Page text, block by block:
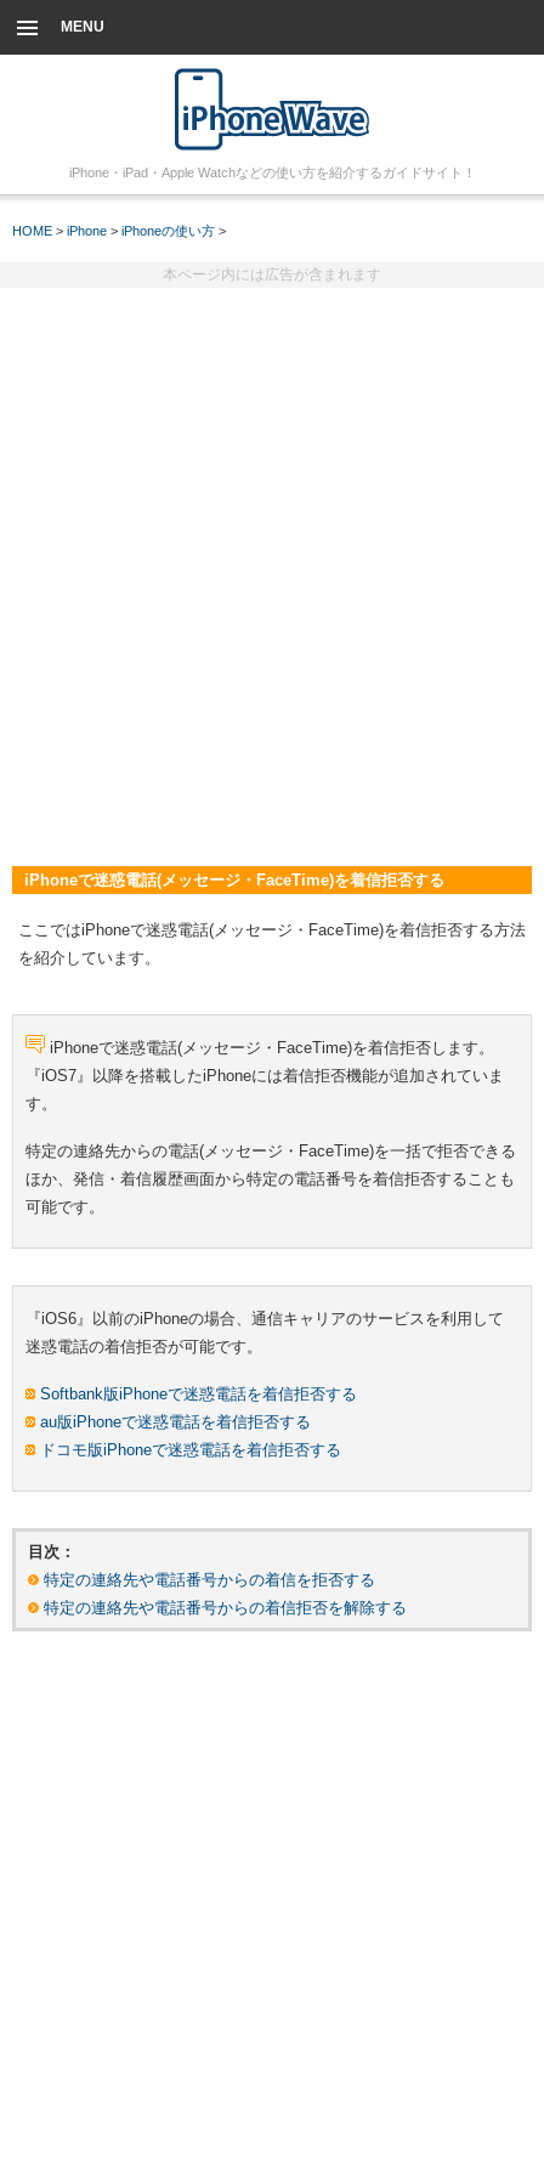
MENU
iPhone・iPad・Apple Watchなどの使い方を紹介するガイドサイト！
HOME > iPhone > iPhoneの使い方 >
本ページ内には広告が含まれます
iPhoneで迷惑電話(メッセージ・FaceTime)を着信拒否する
ここではiPhoneで迷惑電話(メッセージ・FaceTime)を着信拒否する方法
を紹介しています。
iPhoneで迷惑電話(メッセージ・FaceTime)を着信拒否します。
『iOS7』以降を搭載したiPhoneには着信拒否機能が追加されていま
す。
特定の連絡先からの電話(メッセージ・FaceTime)を一括で拒否できる
ほか、発信・着信履歴画面から特定の電話番号を着信拒否することも
可能です。
『iOS6』以前のiPhoneの場合、通信キャリアのサービスを利用して
迷惑電話の着信拒否が可能です。
Softbank版iPhoneで迷惑電話を着信拒否する
au版iPhoneで迷惑電話を着信拒否する
ドコモ版iPhoneで迷惑電話を着信拒否する
目次：
特定の連絡先や電話番号からの着信を拒否する
特定の連絡先や電話番号からの着信拒否を解除する